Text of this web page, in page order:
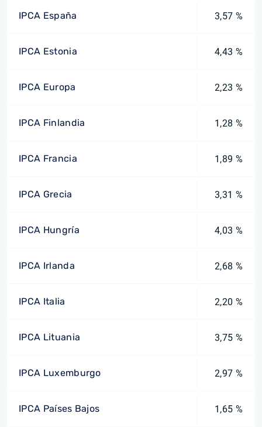
IPCA España 3,57 %
IPCA Estonia 4,43 %
IPCA Europa 2,23 %
IPCA Finlandia 1,28 %
IPCA Francia 1,89 %
IPCA Grecia 3,31 %
IPCA Hungría 4,03 %
IPCA Irlanda 2,68 %
IPCA Italia 2,20 %
IPCA Lituania 3,75 %
IPCA Luxemburgo 2,97 %
IPCA Países Bajos 1,65 %